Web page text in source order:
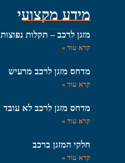
מידע מקצועי
מזגן לרכב – תקלות נפוצות
קרא עוד »
מדחס מזגן לרכב מרעיש
קרא עוד »
מדחס מזגן לרכב לא עובד
קרא עוד »
חלקי המזגן ברכב
קרא עוד »